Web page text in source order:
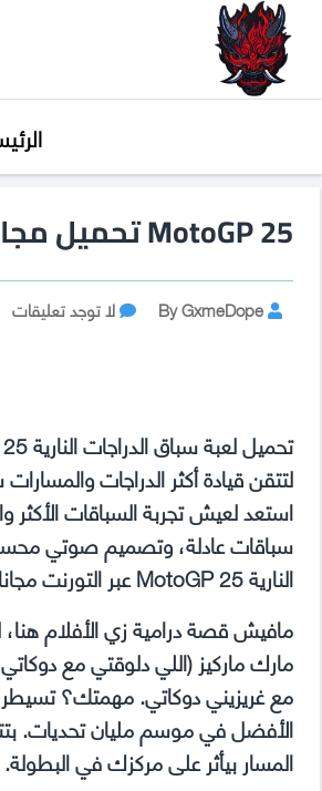
MotoGP 25 تحميل مجانا
Post
By GxmeDope لا توجد تعليقاتعلى
لتتقن قيادة أكثر الدراجات
سباقات عادلة، وتصميم صوتي محسن
النارية MotoGP 25 عبر التورنت مجانا.
مافيش قصة درامية زي الأفلام
مع غريزيني دوكاتي. مهمتك؟ تسيطر
الأفضل في موسم مليان تحديات.
المسار بيأثر على مركزك في البطولة.